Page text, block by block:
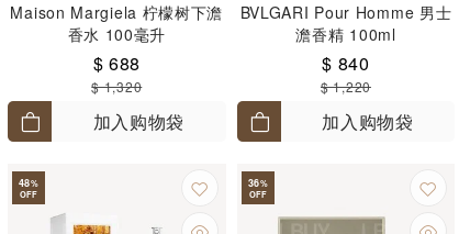
Maison Margiela 柠檬树下澹
香水 100毫升
$ 688
$ 1,320
加入购物袋
BVLGARI Pour Homme 男士
澹香精 100ml
$ 840
$ 1,220
加入购物袋
48%
OFF
36%
OFF